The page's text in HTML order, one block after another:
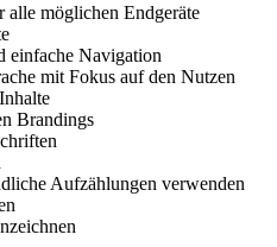
alle möglichen Endgeräte
einfache Navigation
mit Fokus auf den Nutzen
Brandings
Aufzählungen verwenden